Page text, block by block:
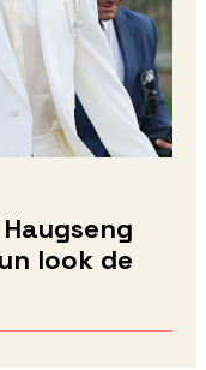
look de